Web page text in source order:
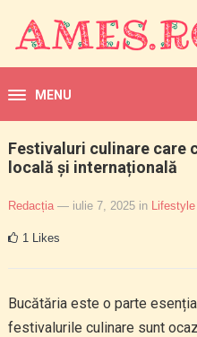
MENU
Festivaluri culinare care
locală și internațională
Redacția — iulie 7, 2025 in Lifestyle
1 Likes
Bucătăria este o parte
festivalurile culinare sunt